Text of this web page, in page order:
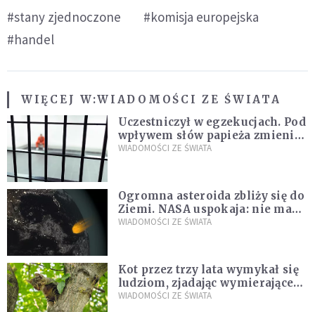
#stany zjednoczone
#komisja europejska
#handel
WIĘCEJ W:WIADOMOŚCI ZE ŚWIATA
Uczestniczył w egzekucjach. Pod
wpływem słów papieża zmienił
zdanie
WIADOMOŚCI ZE ŚWIATA
Ogromna asteroida zbliży się do
Ziemi. NASA uspokaja: nie ma
zagrożenia
WIADOMOŚCI ZE ŚWIATA
Kot przez trzy lata wymykał się
ludziom, zjadając wymierające
kaczki. W końcu popełnił
WIADOMOŚCI ZE ŚWIATA